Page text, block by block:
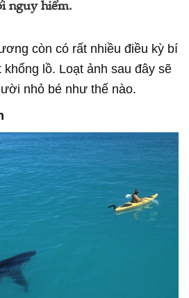
nguy hiểm.
còn có rất nhiều điều kỳ bí
lồ. Loạt ảnh sau đây sẽ
nhỏ bé như thế nào.